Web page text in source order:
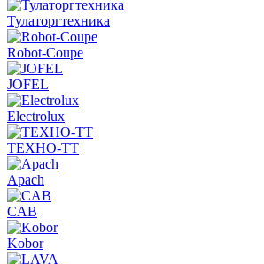
Тулаторгтехника
Robot-Coupe
JOFEL
Electrolux
ТЕХНО-ТТ
Apach
CAB
Kobor